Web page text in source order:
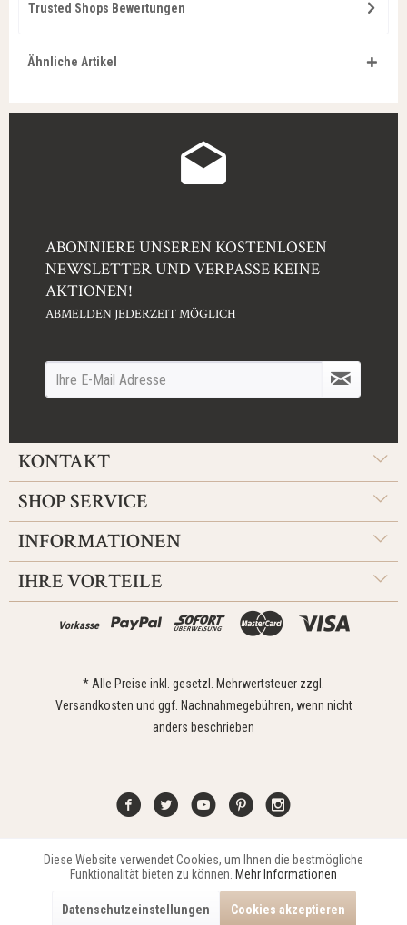
Trusted Shops Bewertungen
Ähnliche Artikel
ABONNIERE UNSEREN KOSTENLOSEN
NEWSLETTER UND VERPASSE KEINE
AKTIONEN!
ABMELDEN JEDERZEIT MÖGLICH
KONTAKT
SHOP SERVICE
INFORMATIONEN
IHRE VORTEILE
Vorkasse
* Alle Preise inkl. gesetzl. Mehrwertsteuer zzgl.
Versandkosten und ggf. Nachnahmegebühren, wenn nicht
anders beschrieben
Kontakt Widerrufsrecht Impressum Versand Datenschutz
Copyright © 2021 Edona Design GmbH // DesignDupp GmbH
Funktionale Aktiv
Aktiv
Diese Website verwendet Cookies, um Ihnen die bestmögliche
Funktionalität bieten zu können. Mehr Informationen
Datenschutzeinstellungen Cookies akzeptieren